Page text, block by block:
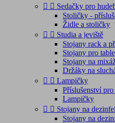
  Sedačky pro
Stoličky -
Židle a stoličky
  Studia a jeviště
Stojany rack a
Stojany pro
Stojany na
Držáky na
  Lampičky
Příslušenství
Lampičky
  Stojany na
Stojany na